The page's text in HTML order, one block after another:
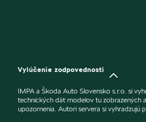
Vylúčenie zodpovednosti
IMPA a Škoda Auto Slovensko s.r.o. si
technických dát modelov tu zobrazených
upozornenia. Autori servera si vyhradzujú